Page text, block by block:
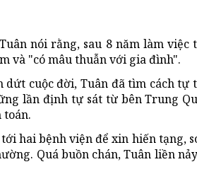
nói rằng, sau 8 năm làm
và "có mâu thuẫn với gia đình".
dứt cuộc đời, Tuân đã tìm cách
lần định tự sát từ bên Trung
hai bệnh viện để xin hiến tạng,
Quá buồn chán, Tuân liền